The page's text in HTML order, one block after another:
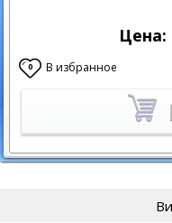
Цена:
0 В избранное